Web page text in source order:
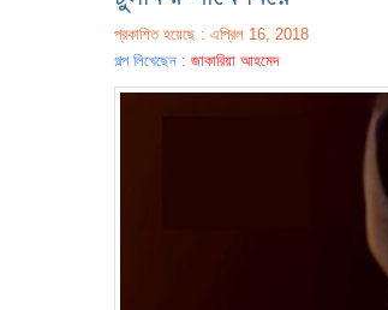
প্রকাশিত হয়েছে : এপ্রিল 16, 2018
গল্প লিখেছেন : জাকারিয়া আহমেদ